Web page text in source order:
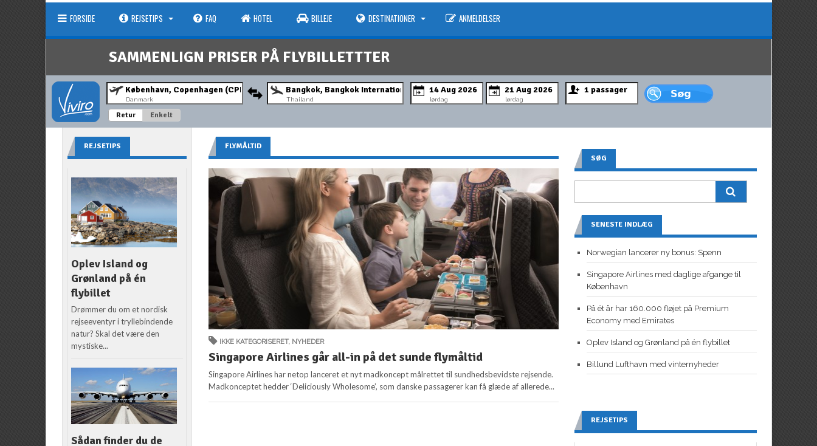
FORSIDE REJSETIPS FAQ HOTEL BILLEJE DESTINATIONER ANMELDELSER
SAMMENLIGN PRISER PÅ FLYBILLETTTER
Danmark Thailand lørdag lørdag
Retur Enkelt
FLYMÅLTID
IKKE KATEGORISERET, NYHEDER
Singapore Airlines går all-in på det sunde flymåltid
Singapore Airlines har netop lanceret et nyt madkoncept målrettet til sundhedsbevidste rejsende.
Madkonceptet hedder ‘Deliciously Wholesome’, som danske passagerer kan få glæde af allerede...
REJSETIPS
Oplev Island og
Grønland på én
flybillet
Drømmer du om et nordisk
rejseeventyr i tryllebindende
natur? Skal det være den
mystiske...
Sådan finder du de
SØG
SENESTE INDLÆG
Norwegian lancerer ny bonus: Spenn
Singapore Airlines med daglige afgange til
København
På ét år har 160.000 fløjet på Premium
Economy med Emirates
Oplev Island og Grønland på én flybillet
Billund Lufthavn med vinternyheder
REJSETIPS